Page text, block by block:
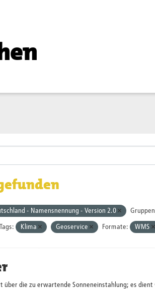
- Namensnennung - Version 2.0
Tags: Klima Geoservice Formate: WMS
über die zu erwartende Sonneneinstahlung; es